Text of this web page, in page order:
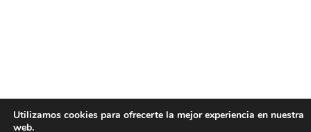
Utilizamos cookies para ofrecerte la mejor experiencia en nuestra
web.